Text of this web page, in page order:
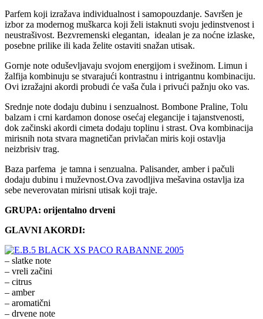
Parfem koji izražava individualnost i samopouzdanje. Savršen je
izbor za modernog muškarca koji želi istaknuti svoju jedinstvenost i
neustrašivost. Bezvremenski elegantan, idealan je za noćne izlaske,
posebne prilike ili kada želite ostaviti snažan utisak.
Gornje note oduševljavaju svojom energijom i svežinom. Limun i
žalfija kombinuju se stvarajući kontrastnu i intrigantnu kombinaciju.
Ovi izražajni akordi probudi će vaša čula i privući pažnju oko vas.
Srednje note dodaju dubinu i senzualnost. Bombone Praline, Tolu
balzam i crni kardamon donose osećaj elegancije i tajanstvenosti,
dok začinski akordi cimeta dodaju toplinu i strast. Ova kombinacija
mirisnih nota stvara magnetičan privlačan miris koji ostavlja
neizbrisiv trag.
Baza parfema je tamna i senzualna. Palisander, amber i pačuli
dodaju dubinu i muževnost.Ova zavodljiva mešavina ostavlja iza
sebe neverovatan mirisni utisak koji traje.
GRUPA: orijentalno drveni
GLAVNI AKORDI:
– slatke note
– vreli začini
– citrus
– amber
– aromatični
– drvene note